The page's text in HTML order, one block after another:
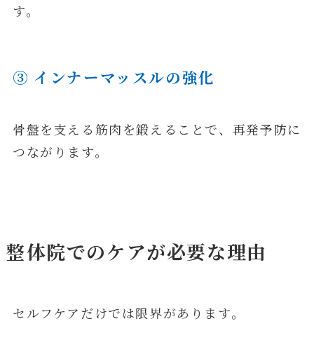
す。
③ インナーマッスルの強化
骨盤を支える筋肉を鍛えることで、再発予防に
つながります。
整体院でのケアが必要な理由
セルフケアだけでは限界があります。